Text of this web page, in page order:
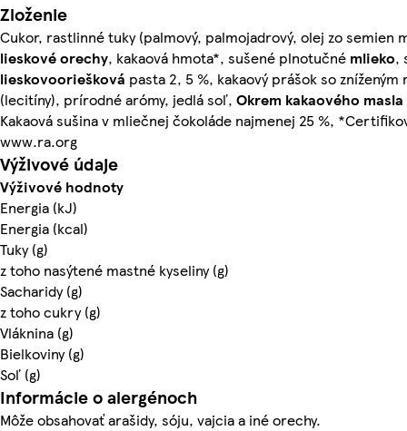
Zloženie
Cukor, rastlinné tuky (palmový, palmojadrový, olej zo semien
lieskové orechy, kakaová hmota*, sušené plnotučné mlieko,
lieskovooriešková pasta 2, 5 %, kakaový prášok so
(lecitíny), prírodné arómy, jedlá soľ, Okrem kakaového
Kakaová sušina v mliečnej čokoláde najmenej 25 %,
www.ra.org
Výživové údaje
Výživové hodnoty
Energia (kJ)
Energia (kcal)
Tuky (g)
z toho nasýtené mastné kyseliny (g)
Sacharidy (g)
z toho cukry (g)
Vláknina (g)
Bielkoviny (g)
Soľ (g)
Informácie o alergénoch
Môže obsahovať arašidy, sóju, vajcia a iné orechy.